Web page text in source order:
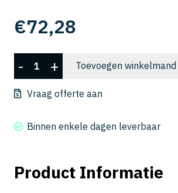
€72,28
CSELB
2060-
150
- + Toevoegen winkelmand
Vraag offerte aan
Binnen enkele dagen leverbaar
Product Informatie